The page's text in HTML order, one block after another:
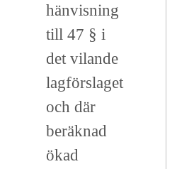
hänvisning
till 47 § i
det vilande
lagförslaget
och där
beräknad
ökad